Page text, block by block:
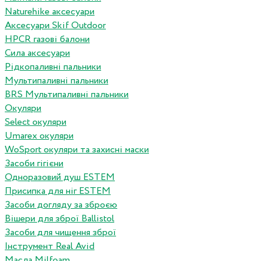
Naturehike аксесуари
Аксесуари Skif Outdoor
HPCR газові балони
Сила аксесуари
Рідкопаливні пальники
Мультипаливні пальники
BRS Мультипаливні пальники
Окуляри
Select окуляри
Umarex окуляри
WoSport окуляри та захисні маски
Засоби гігієни
Одноразовий душ ESTEM
Присипка для ніг ESTEM
Засоби догляду за зброєю
Вішери для зброї Ballistol
Засоби для чищення зброї
Інструмент Real Avid